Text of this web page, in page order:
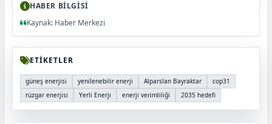
HABER BİLGİSİ
Kaynak: Haber Merkezi
ETİKETLER
güneş enerjisi yenilenebilir enerji Alparslan Bayraktar
cop31
rüzgar enerjisi
Yerli Enerji enerji verimliliği 2035 hedefi